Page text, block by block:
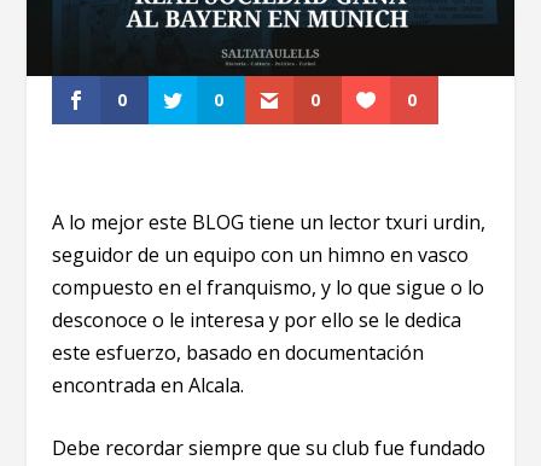
0 0 0 0
A lo mejor este BLOG tiene un lector txuri urdin,
seguidor de un equipo con un himno en vasco
compuesto en el franquismo, y lo que sigue o lo
desconoce o le interesa y por ello se le dedica
este esfuerzo, basado en documentación
encontrada en Alcala.
Debe recordar siempre que su club fue fundado